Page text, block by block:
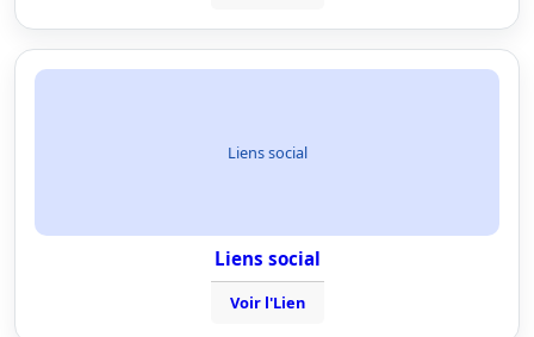
Liens social
Liens social
Voir l'Lien